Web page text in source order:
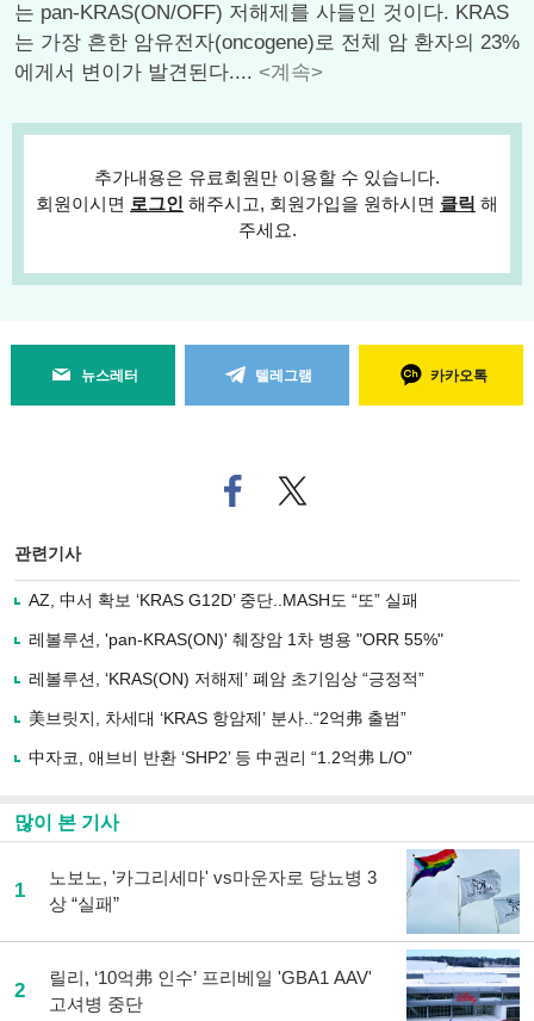
는 pan-KRAS(ON/OFF) 저해제를 사들인 것이다. KRAS
는 가장 흔한 암유전자(oncogene)로 전체 암 환자의 23%
에게서 변이가 발견된다.... <계속>
추가내용은 유료회원만 이용할 수 있습니다.
회원이시면 로그인 해주시고, 회원가입을 원하시면 클릭 해
주세요.
뉴스레터 텔레그램 카카오톡
페
이
로
사
유
기
트위
터로
관련기사
AZ, 中서 확보 ‘KRAS G12D’ 중단..MASH도 “또” 실패
레볼루션, 'pan-KRAS(ON)' 췌장암 1차 병용 "ORR 55%"
레볼루션, ‘KRAS(ON) 저해제’ 폐암 초기임상 “긍정적”
美브릿지, 차세대 ‘KRAS 항암제’ 분사..“2억弗 출범”
中자코, 애브비 반환 ‘SHP2’ 등 中권리 “1.2억弗 L/O”
많이 본 기사
1
노보노, '카그리세마' vs마운자로 당뇨병 3
상 “실패”
2
릴리, ‘10억弗 인수’ 프리베일 'GBA1 AAV'
고셔병 중단